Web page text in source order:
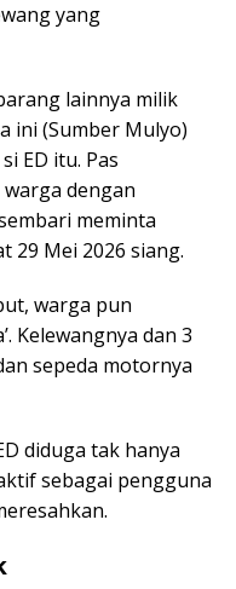
yang
lainnya milik
ini (Sumber Mulyo)
ED itu. Pas
dengan
meminta
29 Mei 2026 siang.
warga pun
Kelewangnya dan 3
sepeda motornya
diduga tak hanya
sebagai pengguna